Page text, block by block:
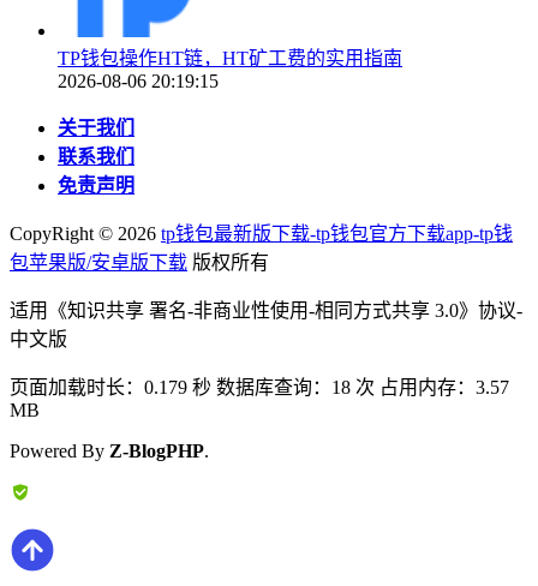
TP钱包操作HT链，HT矿工费的实用指南
2026-08-06 20:19:15
关于我们
联系我们
免责声明
CopyRight © 2026 tp钱包最新版下载-tp钱包官方下载app-tp钱
包苹果版/安卓版下载 版权所有
适用《知识共享 署名-非商业性使用-相同方式共享 3.0》协议-
中文版
页面加载时长：0.179 秒 数据库查询：18 次 占用内存：3.57
MB
Powered By Z-BlogPHP.